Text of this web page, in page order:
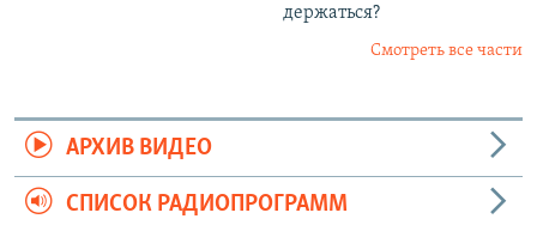
держаться?
Смотреть все части
АРХИВ ВИДЕО
СПИСОК РАДИОПРОГРАММ